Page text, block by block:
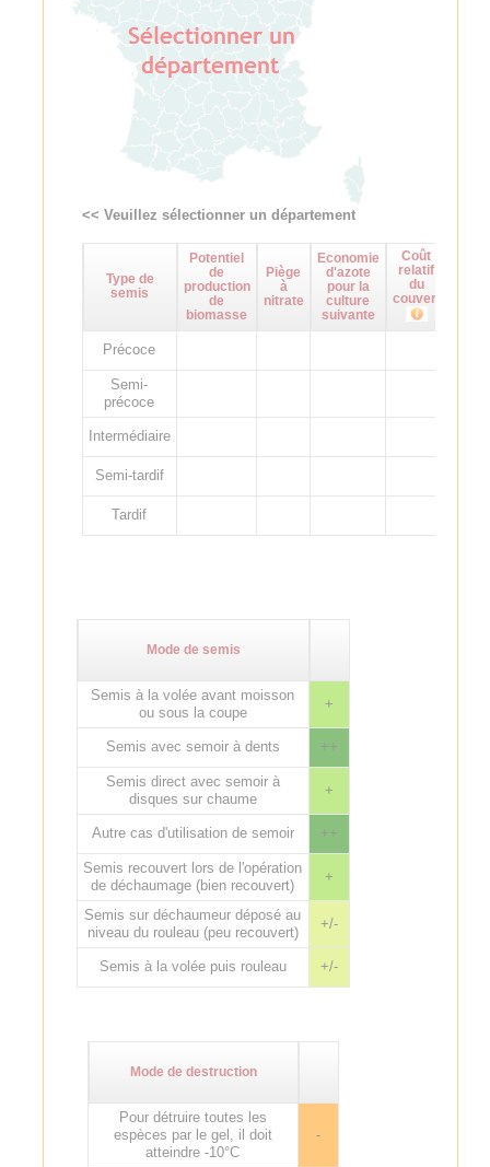
<< Veuillez sélectionner un département
Type de
semis
Potentiel
de
production
de
biomasse
Piège
à
nitrate
Economie
d'azote
pour la
culture
suivante
Coût
relatif
du
couvert
Précoce
Semi-
précoce
Intermédiaire
Semi-tardif
Tardif
Mode de semis
Semis à la volée avant moisson
ou sous la coupe
+
Semis avec semoir à dents ++
Semis direct avec semoir à
disques sur chaume
+
Autre cas d'utilisation de semoir ++
Semis recouvert lors de l'opération
de déchaumage (bien recouvert)
+
Semis sur déchaumeur déposé au
niveau du rouleau (peu recouvert)
+/-
Semis à la volée puis rouleau +/-
Mode de destruction
Pour détruire toutes les
espèces par le gel, il doit
atteindre -10°C
-